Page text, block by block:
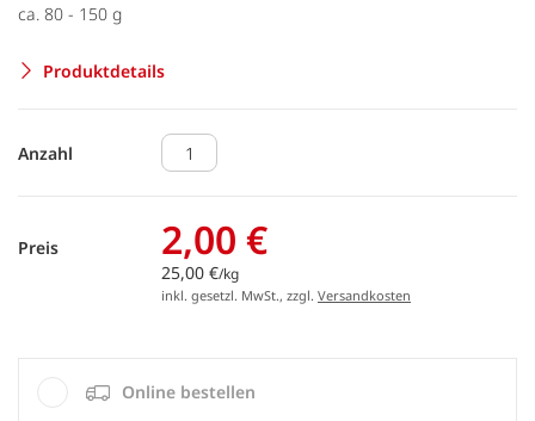
ca. 80 - 150 g
Produktdetails
Anzahl
Preis 2,00 €
25,00 €/kg
inkl. gesetzl. MwSt., zzgl. Versandkosten
Online bestellen